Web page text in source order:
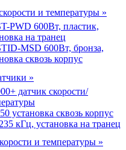
и температуры »
PWD 600Вт, пластик,
на транец
MSD 600Вт, бронза,
сквозь корпус
»
датчик скорости/
установка сквозь корпус
кГц, установка на транец
и температуры »